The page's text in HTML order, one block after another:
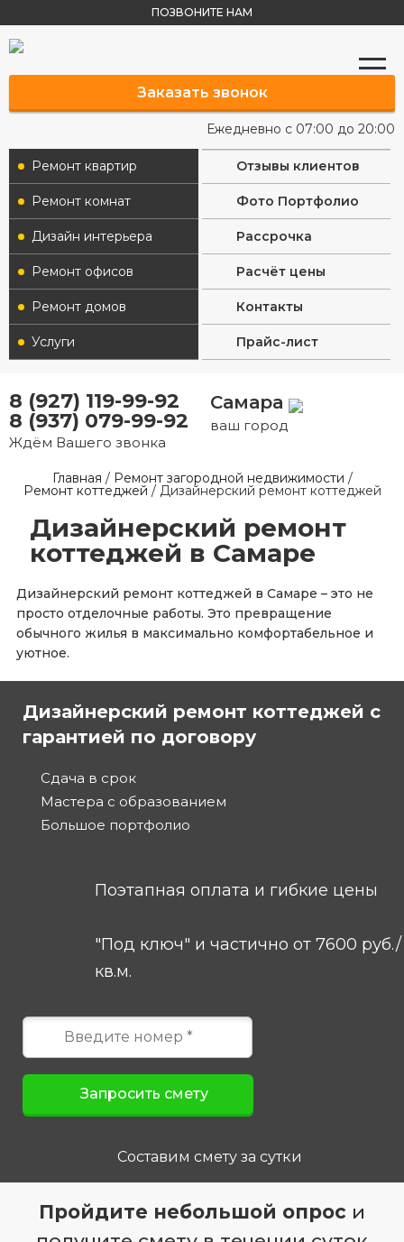
ПОЗВОНИТЕ НАМ
Заказать звонок
Ежедневно с 07:00 до 20:00
Ремонт квартир
Ремонт комнат
Дизайн интерьера
Ремонт офисов
Ремонт домов
Услуги
Отзывы клиентов
Фото Портфолио
Рассрочка
Расчёт цены
Контакты
Прайс-лист
8 (927) 119-99-92
8 (937) 079-99-92
Ждём Вашего звонка
Самара
ваш город
Главная / Ремонт загородной недвижимости /
Ремонт коттеджей / Дизайнерский ремонт коттеджей
Дизайнерский ремонт
коттеджей в Самаре
Дизайнерский ремонт коттеджей в Самаре – это не
просто отделочные работы. Это превращение
обычного жилья в максимально комфортабельное и
уютное.
Дизайнерский ремонт коттеджей с
гарантией по договору
Сдача в срок
Мастера с образованием
Большое портфолио
Поэтапная оплата и гибкие цены
"Под ключ" и частично от 7600 руб./
кв.м.
Составим смету за сутки
Пройдите небольшой опрос и